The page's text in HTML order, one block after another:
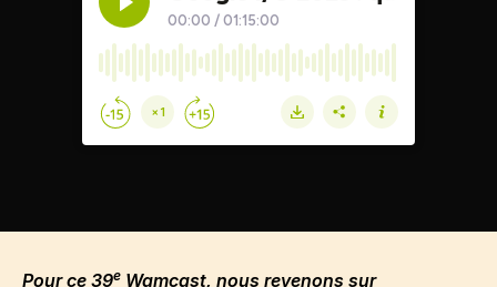
Pour ce 39e Wamcast, nous revenons sur